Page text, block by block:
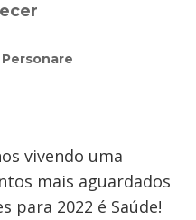
Personare
vivendo uma
mais aguardados
para 2022 é Saúde!